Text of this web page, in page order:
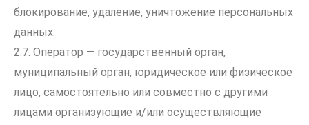
блокирование, удаление, уничтожение персональных
данных.
2.7. Оператор — государственный орган,
муниципальный орган, юридическое или физическое
лицо, самостоятельно или совместно с другими
лицами организующие и/или осуществляющие